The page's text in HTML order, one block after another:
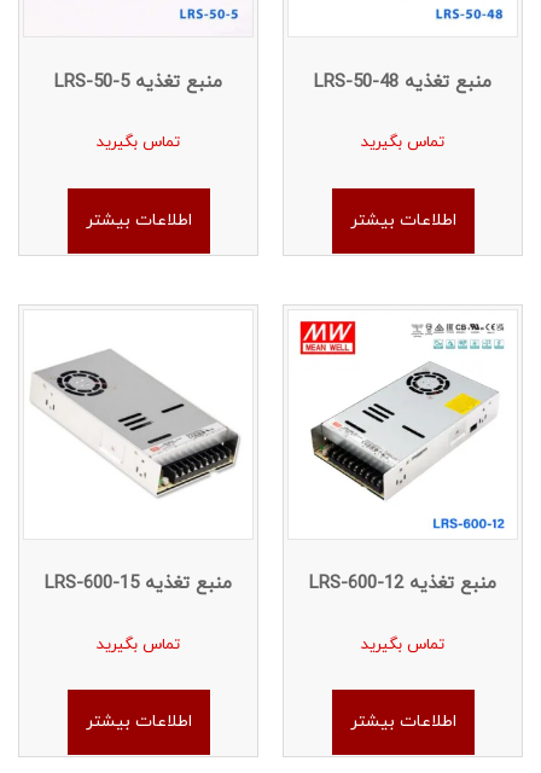
منبع تغذیه LRS-50-48
تماس بگیرید
اطلاعات بیشتر
منبع تغذیه LRS-50-5
تماس بگیرید
اطلاعات بیشتر
منبع تغذیه LRS-600-12
تماس بگیرید
اطلاعات بیشتر
منبع تغذیه LRS-600-15
تماس بگیرید
اطلاعات بیشتر